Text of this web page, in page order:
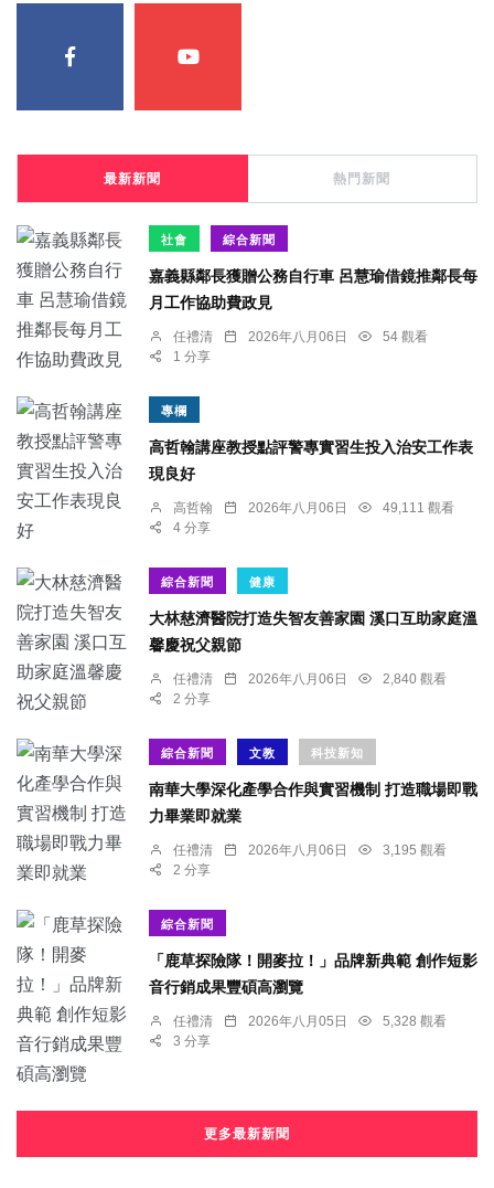
最新新聞 熱門新聞
社會 綜合新聞
嘉義縣鄰長獲贈公務自行車 呂慧瑜借鏡推鄰長每
月工作協助費政見
任禮清 2026年八月06日
54 觀看
1 分享
專欄
高哲翰講座教授點評警專實習生投入治安工作表
現良好
高哲翰 2026年八月06日
49,111 觀看
4 分享
綜合新聞 健康
大林慈濟醫院打造失智友善家園 溪口互助家庭溫
馨慶祝父親節
任禮清 2026年八月06日
2,840 觀看
2 分享
綜合新聞 文教 科技新知
南華大學深化產學合作與實習機制 打造職場即戰
力畢業即就業
任禮清 2026年八月06日
3,195 觀看
2 分享
綜合新聞
「鹿草探險隊！開麥拉！」品牌新典範 創作短影
音行銷成果豐碩高瀏覽
任禮清 2026年八月05日
5,328 觀看
3 分享
更多最新新聞